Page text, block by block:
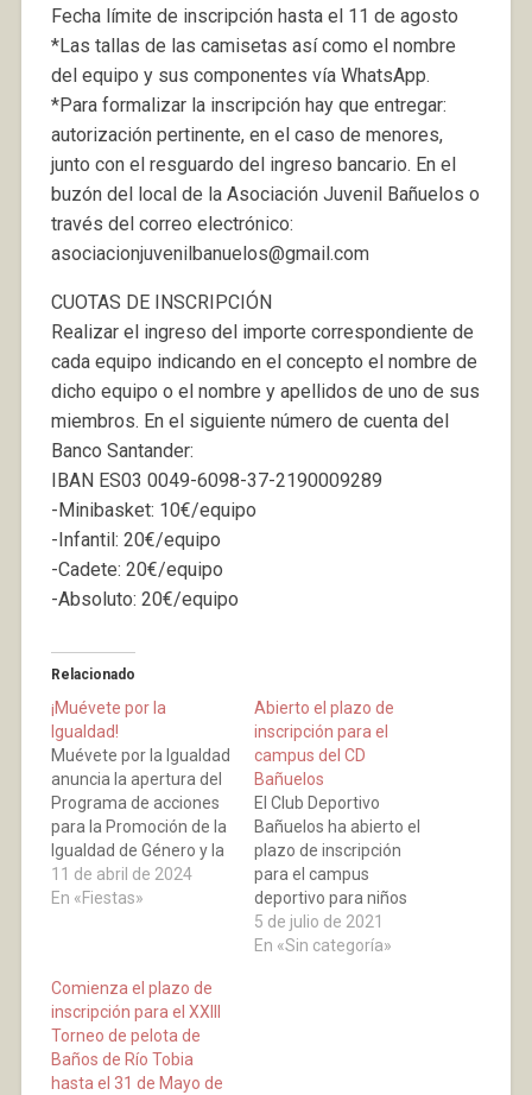
Fecha límite de inscripción hasta el 11 de agosto
*Las tallas de las camisetas así como el nombre
del equipo y sus componentes vía WhatsApp.
*Para formalizar la inscripción hay que entregar:
autorización pertinente, en el caso de menores,
junto con el resguardo del ingreso bancario. En el
buzón del local de la Asociación Juvenil Bañuelos o
través del correo electrónico:
asociacionjuvenilbanuelos@gmail.com
CUOTAS DE INSCRIPCIÓN
Realizar el ingreso del importe correspondiente de
cada equipo indicando en el concepto el nombre de
dicho equipo o el nombre y apellidos de uno de sus
miembros. En el siguiente número de cuenta del
Banco Santander:
IBAN ES03 0049-6098-37-2190009289
-Minibasket: 10€/equipo
-Infantil: 20€/equipo
-Cadete: 20€/equipo
-Absoluto: 20€/equipo
Relacionado
¡Muévete por la
Igualdad!
Muévete por la Igualdad
anuncia la apertura del
Programa de acciones
para la Promoción de la
Igualdad de Género y la
sensibilización y
prevención contra la
Este programa será
inaugurado el próximo
sábado, 20 de abril, con
una serie de…
11 de abril de 2024
En «Fiestas»
Abierto el plazo de
inscripción para el
campus del CD
Bañuelos
El Club Deportivo
Bañuelos ha abierto el
plazo de inscripción
para el campus
deportivo para niños
nacidos a partir de
2017. El campus se
5 de julio de 2021
En «Sin categoría»
Comienza el plazo de
inscripción para el XXIII
Torneo de pelota de
Baños de Río Tobia
hasta el 31 de Mayo de